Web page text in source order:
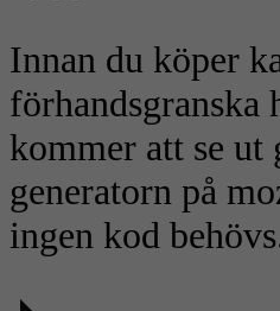
Innan du köper
kommer att se ut
generatorn på
ingen kod